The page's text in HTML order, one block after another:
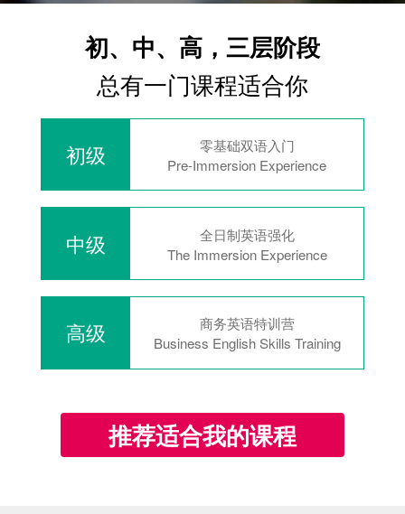
初、中、高，三层阶段
总有一门课程适合你
初级
零基础双语入门
Pre-Immersion Experience
中级
全日制英语强化
The Immersion Experience
高级
商务英语特训营
Business English Skills Training
推荐适合我的课程